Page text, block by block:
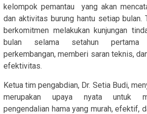
kelompok pemantau yang akan
dan aktivitas burung hantu setiap bulan.
berkomitmen melakukan kunjungan
bulan selama setahun pertama
perkembangan, memberi saran teknis,
efektivitas.
Ketua tim pengabdian, Dr. Setia Budi,
merupakan upaya nyata untuk
pengendalian hama yang murah, efektif,